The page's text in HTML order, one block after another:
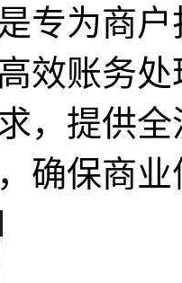
专为商
效账务
，提供
确保商